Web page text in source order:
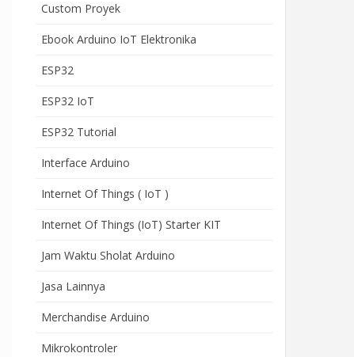
Custom Proyek
Ebook Arduino IoT Elektronika
ESP32
ESP32 IoT
ESP32 Tutorial
Interface Arduino
Internet Of Things ( IoT )
Internet Of Things (IoT) Starter KIT
Jam Waktu Sholat Arduino
Jasa Lainnya
Merchandise Arduino
Mikrokontroler